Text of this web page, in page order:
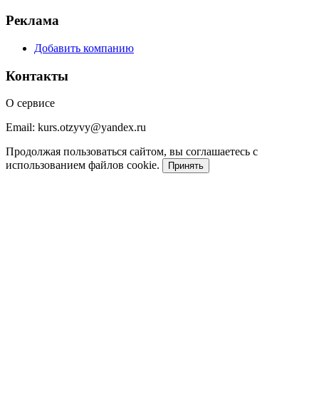
Реклама
Добавить компанию
Контакты
О сервисе
Email: kurs.otzyvy@yandex.ru
Продолжая пользоваться сайтом, вы соглашаетесь с
использованием файлов cookie.
Принять